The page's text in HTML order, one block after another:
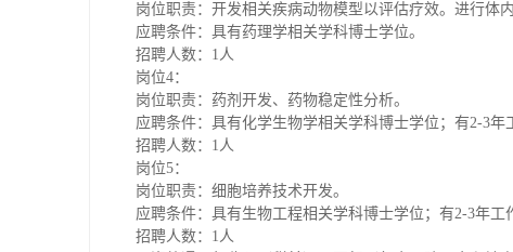
岗位职责：开发相关疾病动物模型以评估疗效。进行体
应聘条件：具有药理学相关学科博士学位。
招聘人数：1人
岗位4：
岗位职责：药剂开发、药物稳定性分析。
应聘条件：具有化学生物学相关学科博士学位；有2-3年
招聘人数：1人
岗位5：
岗位职责：细胞培养技术开发。
应聘条件：具有生物工程相关学科博士学位；有2-3年工
招聘人数：1人